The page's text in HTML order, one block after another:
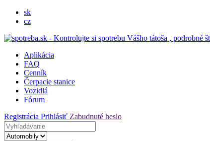
sk
cz
Aplikácia
FAQ
Cenník
Čerpacie stanice
Vozidlá
Fórum
Registrácia Prihlásiť Zabudnuté heslo